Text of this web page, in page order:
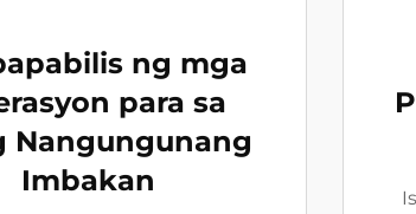
ng mga
para sa
Nangungunang
Imbakan